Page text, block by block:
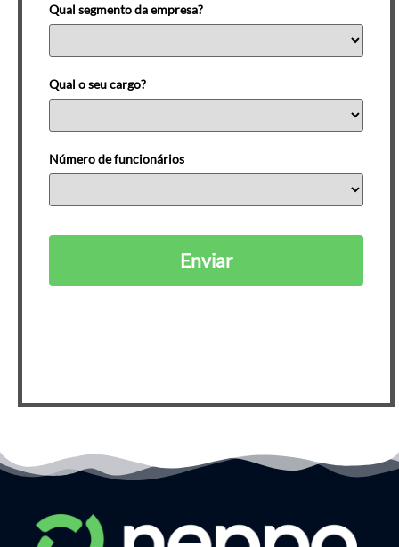
Qual segmento da empresa?
Qual o seu cargo?
Número de funcionários
Enviar